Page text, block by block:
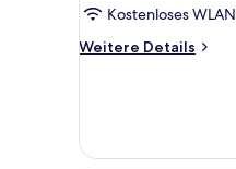
Kostenloses WLAN
Weitere Details
Weitere